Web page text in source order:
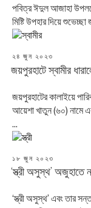
পবিত্র ঈদুল আজাহা
মিষ্টি উপহার দিয়ে
POSTED
২৪ জুন ২০২৩
জয়পুরহাটে স্বামীর
জয়পুরহাটের কালাইয়ে
আয়েশা খাতুন (৬০) নামে
...
POSTED
ON
১৮ জুন ২০২৩
‘স্ত্রী অসুস্থ’ অজুহাতে
‘স্ত্রী অসুস্থ’ এবং তার